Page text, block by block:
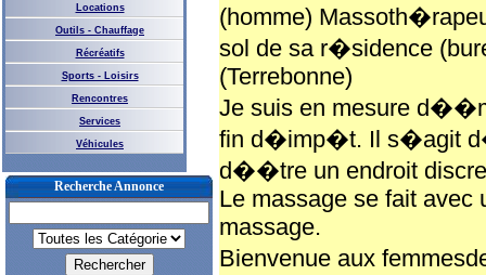
Locations
Outils - Chauffage
Récréatifs
Sports - Loisirs
Rencontres
Services
Véhicules
Recherche Annonce
(homme)
sol de sa r�sidence
(Terrebonne)
Je suis en mesure
fin d�imp�t. Il s�agit
d��tre un endroit
Le massage se fait avec
massage.
Bienvenue aux